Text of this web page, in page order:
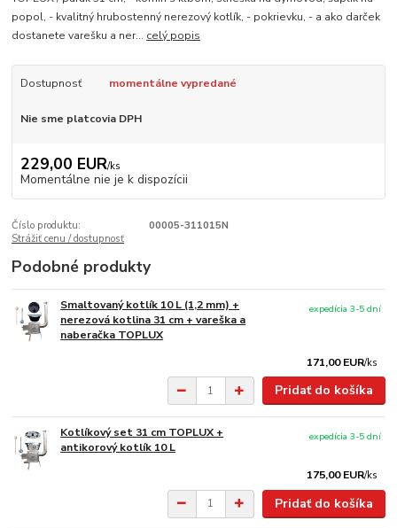
popol, - kvalitný hrubostenný nerezový kotlík, - pokrievku, - a ako darček
dostanete varešku a ner... celý popis
Dostupnosť momentálne vypredané
Nie sme platcovia DPH
229,00 EUR/ks
Momentálne nie je k dispozícii
Číslo produktu:
00005-311015N
Strážiť cenu / dostupnosť
Podobné produkty
Smaltovaný kotlík 10 L (1,2 mm) +
nerezová kotlina 31 cm + vareška a
naberačka TOPLUX
171,00 EUR/ks
expedícia 3-5 dní
Pridať do košíka
Kotlíkový set 31 cm TOPLUX +
antikorový kotlík 10 L
175,00 EUR/ks
expedícia 3-5 dní
Pridať do košíka